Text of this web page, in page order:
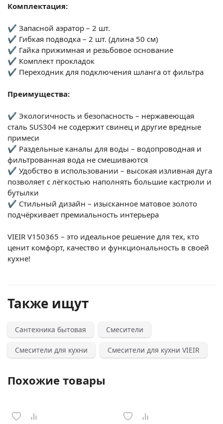
Комплектация:
✔ Запасной аэратор – 2 шт.
✔ Гибкая подводка – 2 шт. (длина 50 см)
✔ Гайка прижимная и резьбовое основание
✔ Комплект прокладок
✔ Переходник для подключения шланга от фильтра
Преимущества:
✔ Экологичность и безопасность – нержавеющая
сталь SUS304 не содержит свинец и другие вредные
примеси
✔ Раздельные каналы для воды – водопроводная и
фильтрованная вода не смешиваются
✔ Удобство в использовании – высокая изливная дуга
позволяет с лёгкостью наполнять большие кастрюли и
бутылки
✔ Стильный дизайн – изысканное матовое золото
подчёркивает премиальность интерьера
VIEIR V150365 – это идеальное решение для тех, кто
ценит комфорт, качество и функциональность в своей
кухне!
Также ищут
Сантехника бытовая Смесители
Смесители для кухни Смесители для кухни VIEIR
Похожие товары